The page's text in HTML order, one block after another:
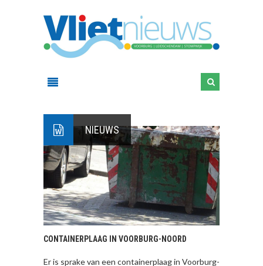
NIEUWS
CONTAINERPLAAG IN VOORBURG-NOORD
Er is sprake van een containerplaag in Voorburg-